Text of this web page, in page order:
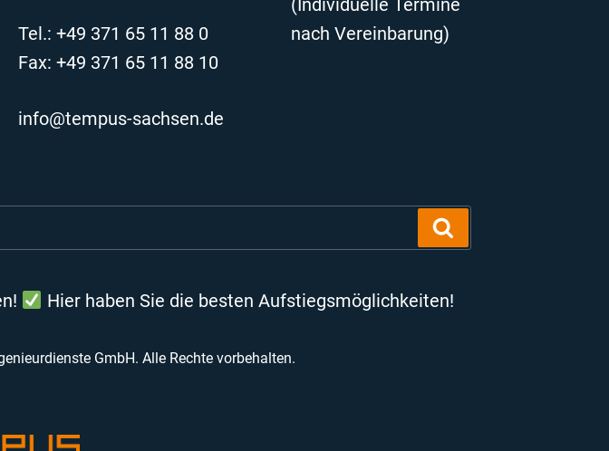
Tel.: +49 371 65 11 88 0
Fax: +49 371 65 11 88 10
info@tempus-sachsen.de
(Individuelle Termine
nach Vereinbarung)
Hier haben Sie die besten Aufstiegsmöglichkeiten!
GmbH. Alle Rechte vorbehalten.